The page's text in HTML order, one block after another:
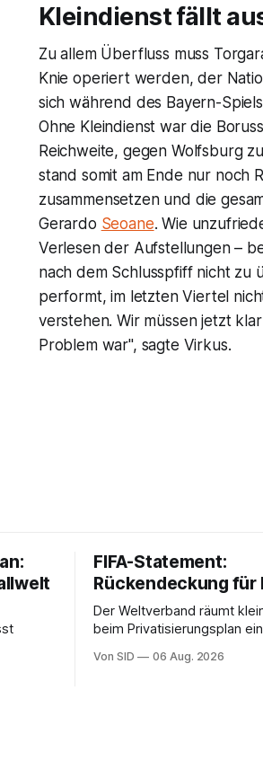
Kleindienst fällt
Zu allem Überfluss muss
Knie operiert werden, der
sich während des Bayern-
Ohne Kleindienst war die
Reichweite, gegen Wolfsburg
stand somit am Ende nur noch
zusammensetzen und die
Gerardo Seoane. Wie
Verlesen der Aufstellungen –
nach dem Schlusspfiff nicht zu
performt, im letzten Viertel
verstehen. Wir müssen jetzt
Problem war", sagte Virkus.
FIFA-Statement:
Rückendeckung für
Der Weltverband räumt
beim Privatisierungsplan
Von SID 06 Aug. 2026